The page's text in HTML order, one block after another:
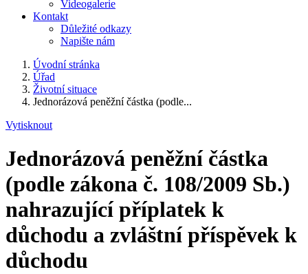
Videogalerie
Kontakt
Důležité odkazy
Napište nám
Úvodní stránka
Úřad
Životní situace
Jednorázová peněžní částka (podle...
Vytisknout
Jednorázová peněžní částka
(podle zákona č. 108/2009 Sb.)
nahrazující příplatek k
důchodu a zvláštní příspěvek k
důchodu